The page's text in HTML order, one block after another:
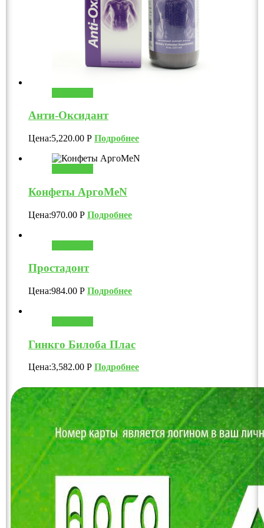
Анти-Оксидант
Цена:5,220.00 Р Подробнее
Конфеты АргоMeN
Цена:970.00 Р Подробнее
Простадонт
Цена:984.00 Р Подробнее
Гинкго Билоба Плас
Цена:3,582.00 Р Подробнее